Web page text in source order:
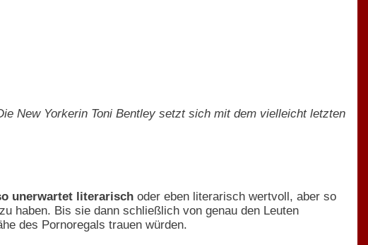
New Yorkerin Toni Bentley setzt sich mit dem vielleicht letzten
unerwartet literarisch oder eben literarisch wertvoll, aber so
haben. Bis sie dann schließlich von genau den Leuten
des Pornoregals trauen würden.